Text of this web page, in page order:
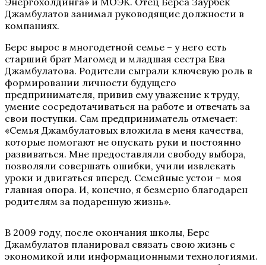
Джамбулатов занимал руководящие должности в
компаниях.
Берс вырос в многодетной семье – у него есть
старший брат Магомед и младшая сестра Ева
Джамбулатова. Родители сыграли ключевую роль в
формировании личности будущего
предпринимателя, привив ему уважение к труду,
умение сосредотачиваться на работе и отвечать за
свои поступки. Сам предприниматель отмечает:
«Семья Джамбулатовых вложила в меня качества,
которые помогают не опускать руки и постоянно
развиваться. Мне предоставляли свободу выбора,
позволяли совершать ошибки, учили извлекать
уроки и двигаться вперед. Семейные устои – моя
главная опора. И, конечно, я безмерно благодарен
родителям за подаренную жизнь».
В 2009 году, после окончания школы, Берс
Джамбулатов планировал связать свою жизнь с
экономикой или информационными технологиями.